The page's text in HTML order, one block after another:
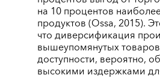
на 10 процентов
продуктов (Ossa, 2015).
что диверсификация
вышеупомянутых
доступности, вероятно,
высокими издержками